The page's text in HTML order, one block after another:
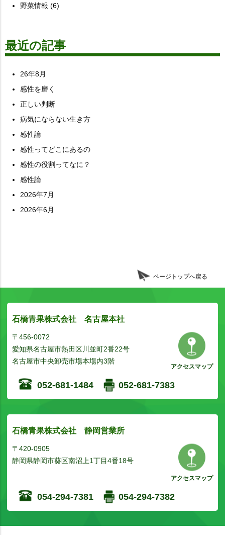
野菜情報 (6)
最近の記事
26年8月
感性を磨く
正しい判断
病気にならない生き方
感性論
感性ってどこにあるの
感性の役割ってなに？
感性論
2026年7月
2026年6月
ページトップへ戻る
石橋青果株式会社 名古屋本社
〒456-0072
愛知県名古屋市熱田区川並町2番22号
名古屋市中央卸売市場本場内3階
アクセスマップ
052-681-1484 052-681-7383
石橋青果株式会社 静岡営業所
〒420-0905
静岡県静岡市葵区南沼上1丁目4番18号
アクセスマップ
054-294-7381 054-294-7382